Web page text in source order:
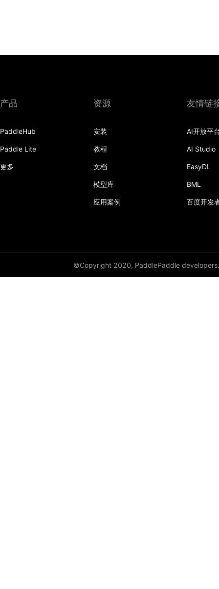
产品
PaddleHub
Paddle Lite
更多
资源
安装
教程
文档
模型库
应用案例
友情链
AI开放平
AI Studio
EasyDL
BML
百度开发
©Copyright 2020, PaddlePaddle developers.